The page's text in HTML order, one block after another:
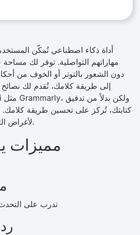
مهاراتهم التواصلية. توفر لك
دون الشعور بالتوتر أو الخوف من
إلى طريقة كلامك، تُقدم لك
كتابتك، تُركز على تحسين طريقة
استخدام Yoodli لأغراض التدريب.
مميزات
تدرب على